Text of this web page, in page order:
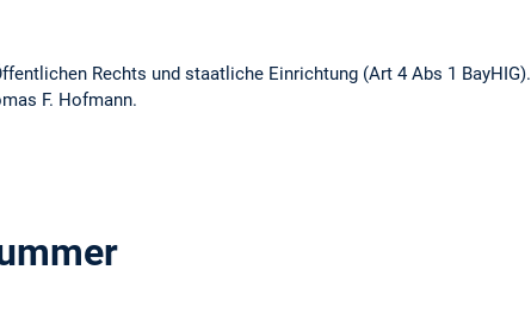
Rechts und staatliche Einrichtung (Art 4 Abs 1 BayHIG).
F. Hofmann.